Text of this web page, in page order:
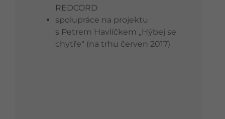
REDCORD
spolupráce na projektu
s Petrem Havlíčkem „Hýbej se
chytře“ (na trhu červen 2017)